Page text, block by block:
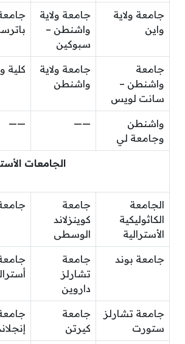
جامعة ولاية
واين
جامعة ولاية
واشنطن –
سبوكين
جامعة
واشنطن –
سانت لويس
جامعة ولاية
واشنطن
كلية
واشنطن
وجامعة لي
——
——
الجامعات
الجامعة
الكاثوليكية
الأسترالية
جامعة
كوينزلاند
الوسطى
جامعة بوند
جامعة
تشارلز
داروين
جامعة تشارلز
ستورت
جامعة
كيرتن